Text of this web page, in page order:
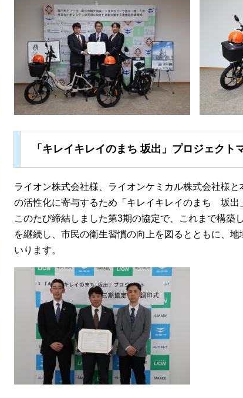
「キレイキレイのまち 坂出」プロジェクト
ライオン株式会社様、ライオンケミカル株式会社様
の活性化に寄与するため「キレイキレイのまち 坂出
このたび締結しました第3期の協定で、これまで構築
を継続し、市民の衛生習慣の向上を図るとともに、
いります。